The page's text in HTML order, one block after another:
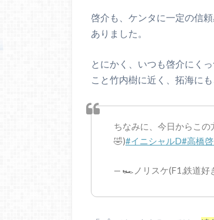
啓介も、ケンタに一定の信
ありました。
とにかく、いつも啓介にく
こと竹内樹に近く、拓海に
ちなみに、今日からこ
🤣)#イニシャルD#高橋
— 🏎ノリスケ(F1,鉄道好